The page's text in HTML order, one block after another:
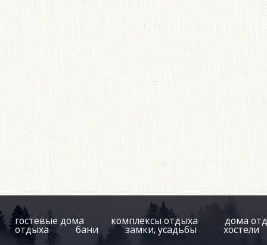
гостевые дома комплексы отдыха дома
отдыха бани замки, усадьбы хостели